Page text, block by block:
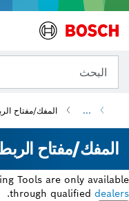
البحث
... المفك/مفتاح
المفك/مفتاح
Tools are only available
through qualified dealers
.